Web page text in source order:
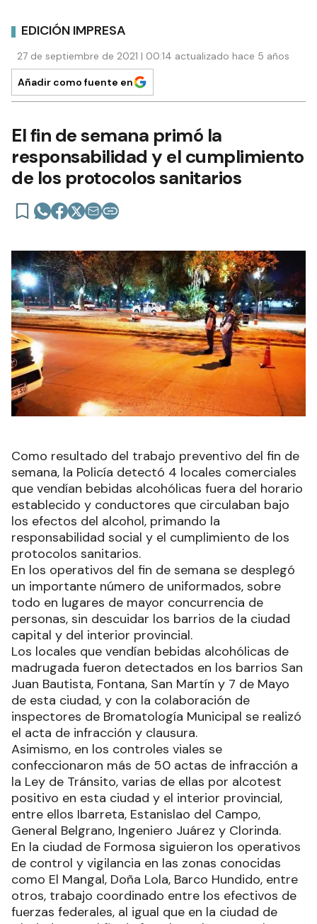
EDICIÓN IMPRESA
27 de septiembre de 2021 | 00:14 actualizado hace 5 años
Añadir como fuente en
El fin de semana primó la
responsabilidad y el cumplimiento
de los protocolos sanitarios
Como resultado del trabajo preventivo del fin de
semana, la Policía detectó 4 locales comerciales
que vendían bebidas alcohólicas fuera del horario
establecido y conductores que circulaban bajo
los efectos del alcohol, primando la
responsabilidad social y el cumplimiento de los
protocolos sanitarios.
En los operativos del fin de semana se desplegó
un importante número de uniformados, sobre
todo en lugares de mayor concurrencia de
personas, sin descuidar los barrios de la ciudad
capital y del interior provincial.
Los locales que vendían bebidas alcohólicas de
madrugada fueron detectados en los barrios San
Juan Bautista, Fontana, San Martín y 7 de Mayo
de esta ciudad, y con la colaboración de
inspectores de Bromatología Municipal se realizó
el acta de infracción y clausura.
Asimismo, en los controles viales se
confeccionaron más de 50 actas de infracción a
la Ley de Tránsito, varias de ellas por alcotest
positivo en esta ciudad y el interior provincial,
entre ellos Ibarreta, Estanislao del Campo,
General Belgrano, Ingeniero Juárez y Clorinda.
En la ciudad de Formosa siguieron los operativos
de control y vigilancia en las zonas conocidas
como El Mangal, Doña Lola, Barco Hundido, entre
otros, trabajo coordinado entre los efectivos de
fuerzas federales, al igual que en la ciudad de